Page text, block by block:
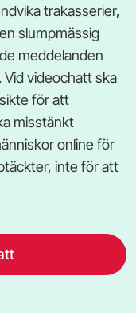
trakasserier,
slumpmässig
meddelanden
videochatt ska
för att
misstänkt
online för
inte för att